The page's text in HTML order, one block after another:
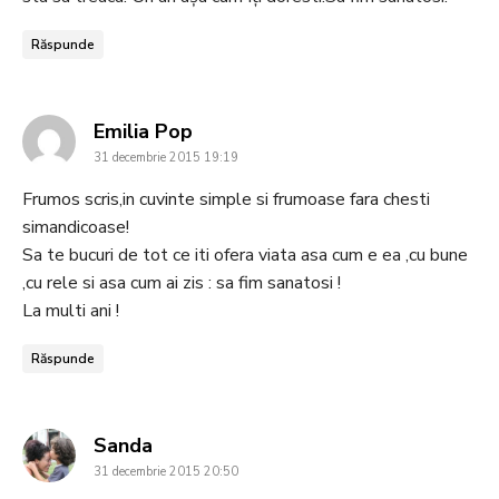
Răspunde
Emilia Pop
31 decembrie 2015 19:19
Frumos scris,in cuvinte simple si frumoase fara chesti
simandicoase!
Sa te bucuri de tot ce iti ofera viata asa cum e ea ,cu bune
,cu rele si asa cum ai zis : sa fim sanatosi !
La multi ani !
Răspunde
Sanda
31 decembrie 2015 20:50